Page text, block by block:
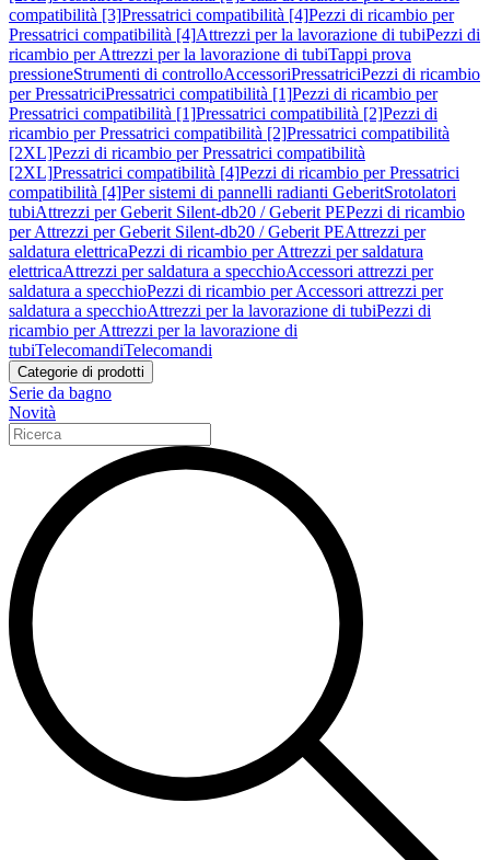
compatibilità [3]Pressatrici compatibilità [4]Pezzi di ricambio per
Pressatrici compatibilità [4]Attrezzi per la lavorazione di tubiPezzi di
ricambio per Attrezzi per la lavorazione di tubiTappi prova
pressioneStrumenti di controlloAccessoriPressatriciPezzi di ricambio
per PressatriciPressatrici compatibilità [1]Pezzi di ricambio per
Pressatrici compatibilità [1]Pressatrici compatibilità [2]Pezzi di
ricambio per Pressatrici compatibilità [2]Pressatrici compatibilità
[2XL]Pezzi di ricambio per Pressatrici compatibilità
[2XL]Pressatrici compatibilità [4]Pezzi di ricambio per Pressatrici
compatibilità [4]Per sistemi di pannelli radianti GeberitSrotolatori
tubiAttrezzi per Geberit Silent-db20 / Geberit PEPezzi di ricambio
per Attrezzi per Geberit Silent-db20 / Geberit PEAttrezzi per
saldatura elettricaPezzi di ricambio per Attrezzi per saldatura
elettricaAttrezzi per saldatura a specchioAccessori attrezzi per
saldatura a specchioPezzi di ricambio per Accessori attrezzi per
saldatura a specchioAttrezzi per la lavorazione di tubiPezzi di
ricambio per Attrezzi per la lavorazione di
tubiTelecomandiTelecomandi
Categorie di prodotti
Serie da bagno
Novità